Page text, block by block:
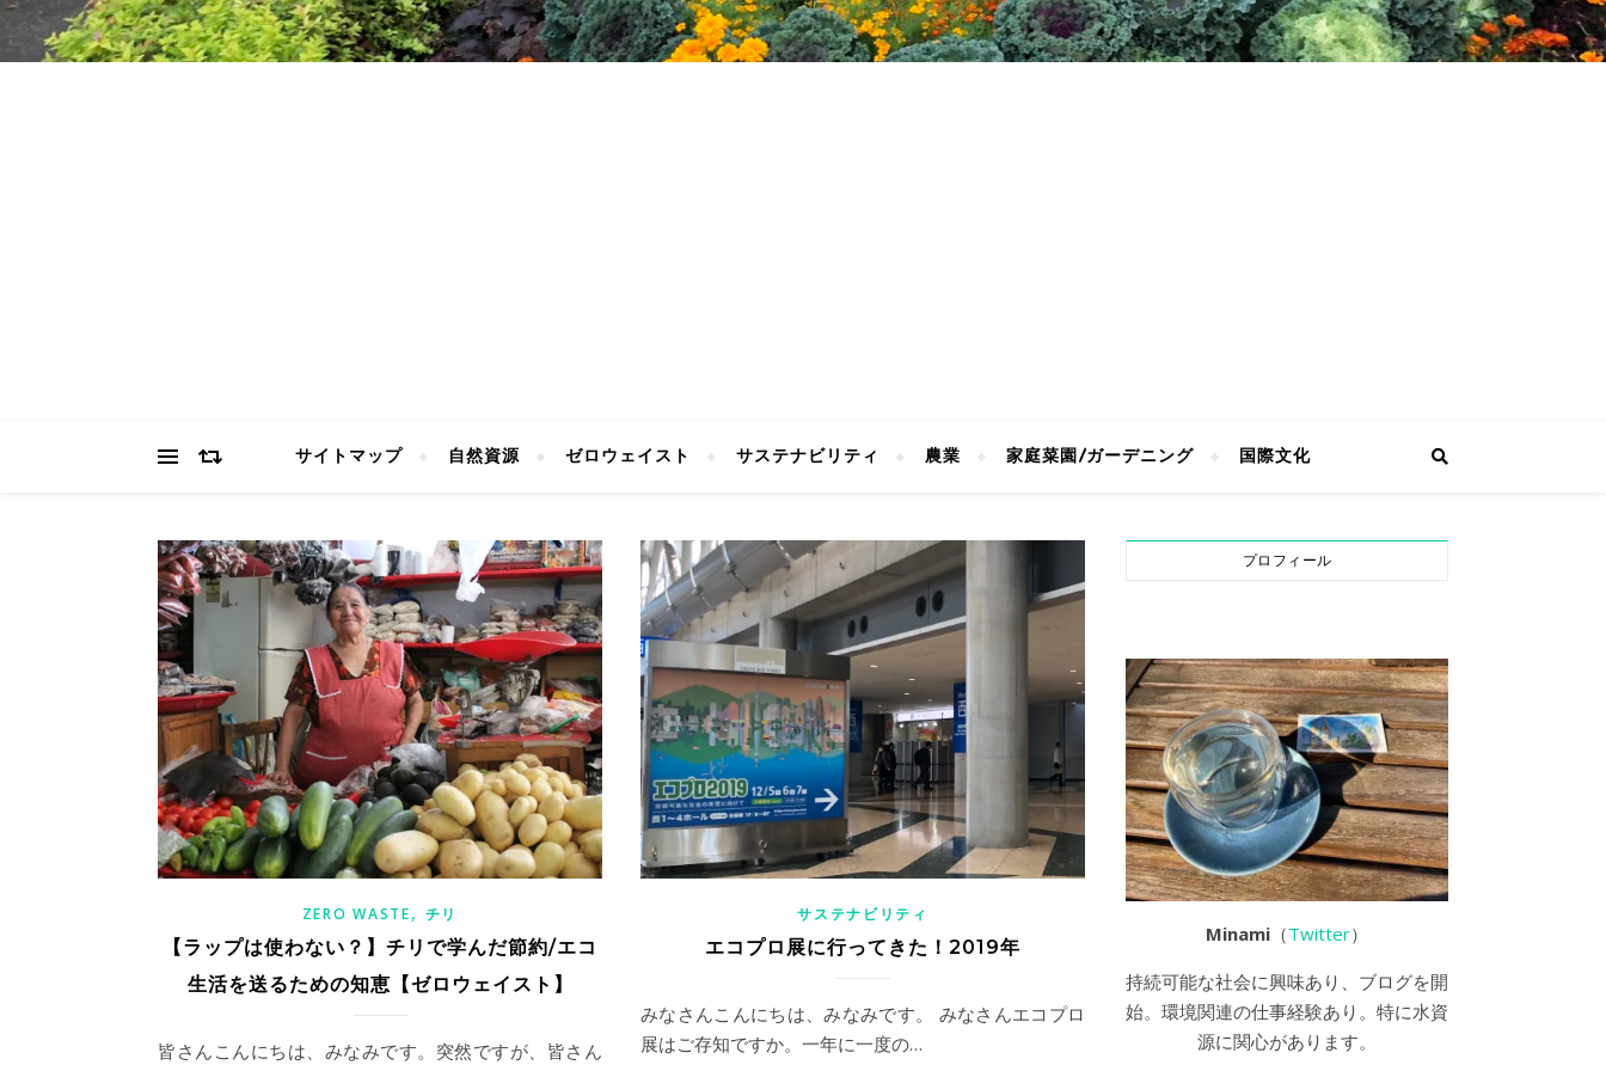
サイトマップ 自然資源 ゼロウェイスト サステナビリティ 農業 家庭菜園/ガーデニング 国際文化
ZERO WASTE, チリ
【ラップは使わない？】チリで学んだ節約/エコ
生活を送るための知恵【ゼロウェイスト】
皆さんこんにちは、みなみです。突然ですが、皆さん
サステナビリティ
エコプロ展に行ってきた！2019年
みなさんこんにちは、みなみです。 みなさんエコプロ
展はご存知ですか。一年に一度の…
プロフィール
Minami （Twitter）
持続可能な社会に興味あり、ブログを開
始。環境関連の仕事経験あり。特に水資
源に関心があります。